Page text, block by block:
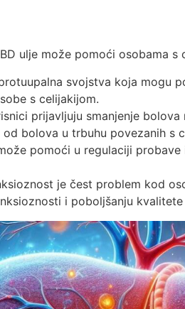
ulje može pomoći osobama s
svojstva koja mogu
s celijakijom.
prijavljuju smanjenje
bolova u trbuhu povezanih s
pomoći u regulaciji
je čest problem kod
i poboljšanju